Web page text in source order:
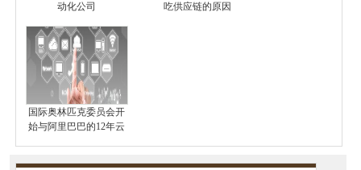
动化公司
吃供应链的原因
国际奥林匹克委员会开
始与阿里巴巴的12年云